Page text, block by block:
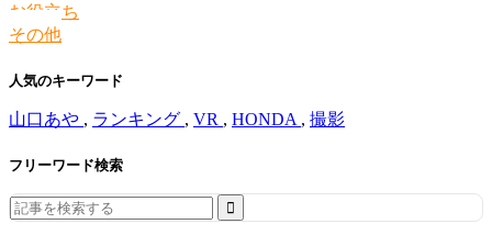
お役立ち
その他
人気のキーワード
山口あや , ランキング , VR , HONDA , 撮影
フリーワード検索
Search
for: